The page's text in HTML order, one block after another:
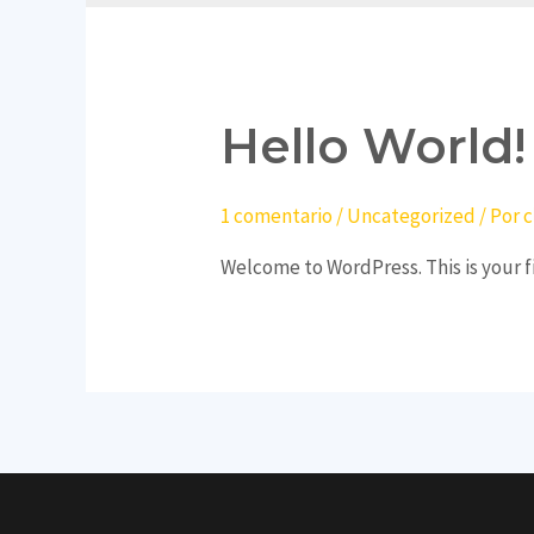
Hello World!
1 comentario/Uncategorized/ Por
Welcome to WordPress. This is